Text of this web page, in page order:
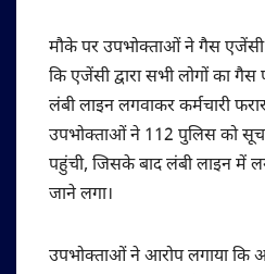
मौके पर उपभोक्ताओं ने गैस
कि एजेंसी द्वारा सभी लोगों का
लंबी लाइन लगवाकर कर्मचारी
उपभोक्ताओं ने 112 पुलिस को
पहुंची, जिसके बाद लंबी लाइन में
जाने लगा।
उपभोक्ताओं ने आरोप लगाया कि